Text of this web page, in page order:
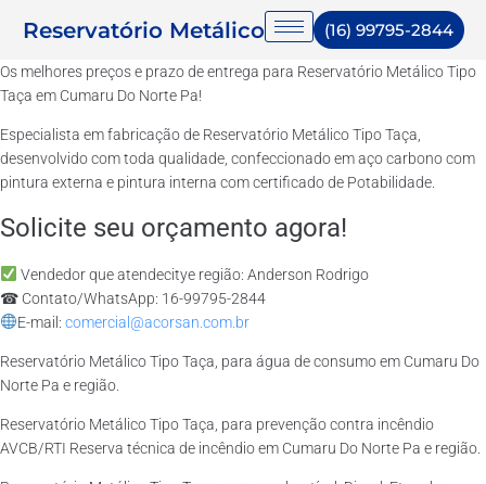
Reservatório Metálico (16) 99795-2844
Os melhores preços e prazo de entrega para Reservatório Metálico Tipo
Taça em Cumaru Do Norte Pa!
Especialista em fabricação de Reservatório Metálico Tipo Taça,
desenvolvido com toda qualidade, confeccionado em aço carbono com
pintura externa e pintura interna com certificado de Potabilidade.
Solicite seu orçamento agora!
Vendedor que atendecitye região: Anderson Rodrigo
☎ Contato/WhatsApp: 16-99795-2844
E-mail: comercial@acorsan.com.br
Reservatório Metálico Tipo Taça, para água de consumo em Cumaru Do
Norte Pa e região.
Reservatório Metálico Tipo Taça, para prevenção contra incêndio
AVCB/RTI Reserva técnica de incêndio em Cumaru Do Norte Pa e região.